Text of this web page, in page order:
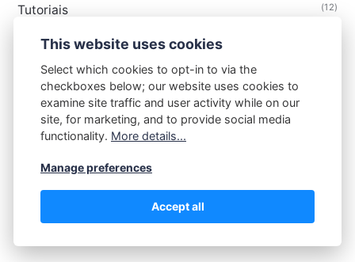
Tutoriais (12)
@2026
This website uses cookies
Select which cookies to opt-in to via the
checkboxes below; our website uses cookies to
examine site traffic and user activity while on our
site, for marketing, and to provide social media
functionality. More details...
Manage preferences
Accept all